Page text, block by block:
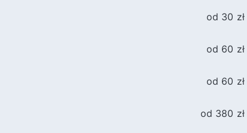
od 30 zł
od 60 zł
od 60 zł
od 380 zł